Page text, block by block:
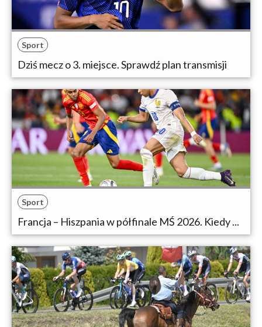
Sport
Dziś mecz o 3. miejsce. Sprawdź plan transmisji
Sport
Francja – Hiszpania w półfinale MŚ 2026. Kiedy ...